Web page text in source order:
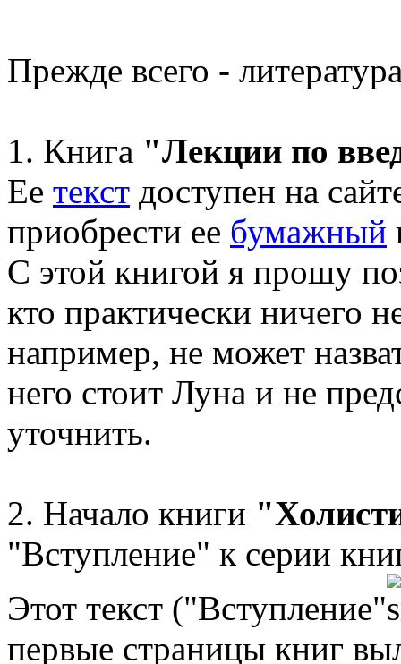
Прежде всего -
1. Книга "Лекции по
Ее текст доступен на
приобрести ее бумажный
С этой книгой я прошу
кто практически ничего
например, не может
него стоит Луна и не
уточнить.
2. Начало книги
"Вступление" к серии
Этот текст ("Вступление"
первые страницы книг